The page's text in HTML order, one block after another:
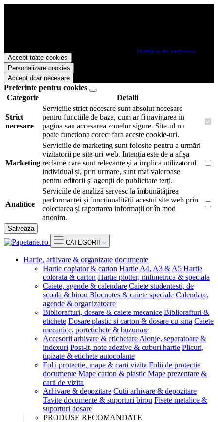
Papetarie.ro este necesar sa fiti de acord cu Politica de utilizare
cookie-uri.
Accept toate cookies
Personalizare cookies
Accept doar necesare
Preferinte pentru cookies
Categorie
Detalii
Strict
necesare
Serviciile strict necesare sunt absolut necesare
pentru functiile de baza, cum ar fi navigarea in
pagina sau accesarea zonelor sigure. Site-ul nu
poate functiona corect fara aceste cookie-uri.
Marketing
Serviciile de marketing sunt folosite pentru a urmări
vizitatorii pe site-uri web. Intenția este de a afișa
reclame care sunt relevante și a implica utilizatorul
individual și, prin urmare, sunt mai valoroase
pentru editorii și agenții de publicitate terți.
Analitice
Serviciile de analiză servesc la îmbunătățirea
performanței și funcționalității acestui site web prin
colectarea și raportarea informațiilor în mod
anonim.
Salveaza
CATEGORII
Hartie, arhivare & organizare documente
Hartie copiator & carton Hartie A4, A3 & A5 Hartie
colorata & carton Hartie plotter, milimetrica & speciala
Caiete, agende & calendare Caiete studentesti, de
scoala & birou Blocnotes & caiete speciale Calendare,
agende & organizatoare
Bibliorafturi, dosare & caiete mecanice Bibliorafturi &
etichete Dosare plastic si carton & dosare cu sina Caiete
mecanice, portetichete & buzunare
Accesorii arhivare & etichetare Alonje, separatoare &
indexuri Post-it, note adezive & cuburi hartie Plicuri,
tipizate & etichete autocolante
Folii protectie, mape & carti vizita Folii de protectie
documente Mape carton & plastic Mape prezentare &
carti de vizita
Arhivare & depozitare Cutii arhivare & depozitare
Tavite documente & suporturi birou Fisete metalice &
suporturi dosare
PRODUSE RECOMANDATE